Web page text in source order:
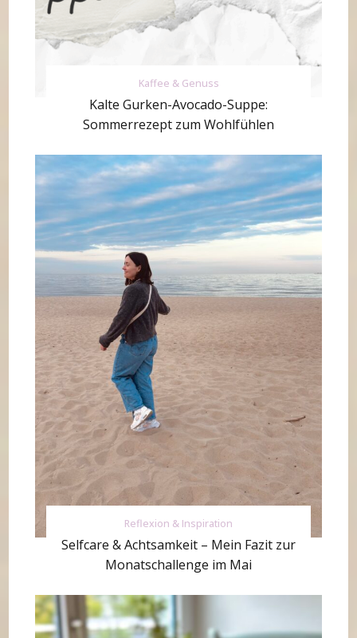
Kaffee & Genuss
Kalte Gurken-Avocado-Suppe:
Sommerrezept zum Wohlfühlen
Reflexion & Inspiration
Selfcare & Achtsamkeit – Mein Fazit zur
Monatschallenge im Mai